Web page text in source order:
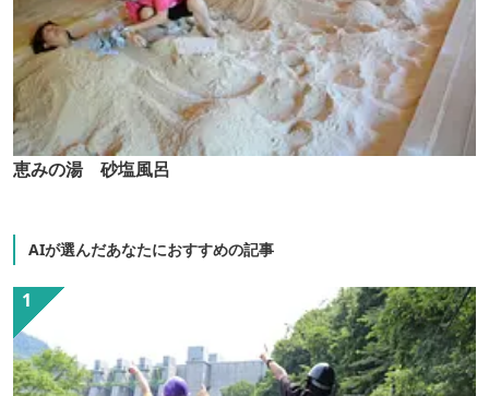
恵みの湯 砂塩風呂
AIが選んだあなたにおすすめの記事